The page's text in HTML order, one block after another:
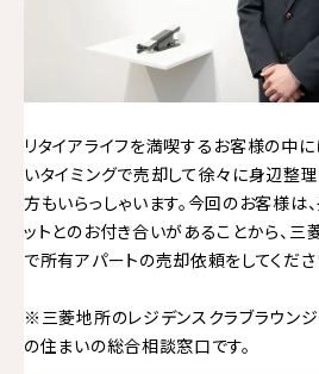
リタイアライフを満喫するお客様の中
いタイミングで売却して徐々に身辺整
方もいらっしゃいます。今回のお客様
ットとのお付き合いがあることから、三
で所有アパートの売却依頼をしてくださ
※三菱地所のレジデンスクラブラウン
の住まいの総合相談窓口です。